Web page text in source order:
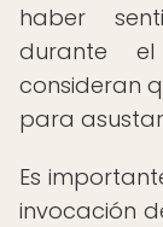
haber
durante
consideran
para
Es
invocación